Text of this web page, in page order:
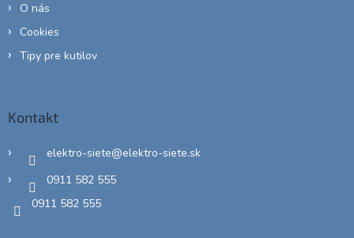
O nás
Cookies
Tipy pre kutilov
Kontakt
elektro-siete@elektro-siete.sk
0911 582 555
0911 582 555